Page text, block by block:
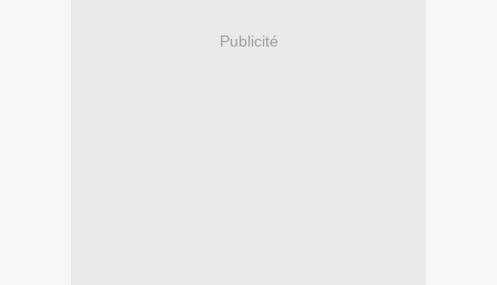
Publicité